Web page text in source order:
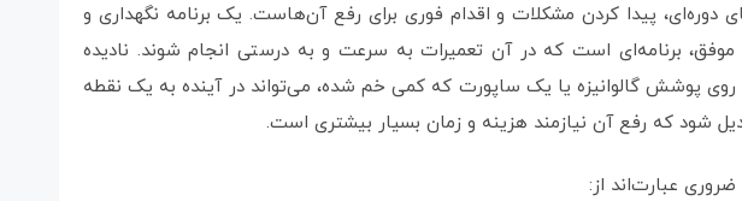
دوره‌ای، پیدا کردن مشکلات و اقدام فوری برای رفع آن‌هاست. یک برنامه نگهداری و
برنامه‌ای است که در آن تعمیرات به سرعت و به درستی انجام شوند. نادیده
پوشش گالوانیزه یا یک ساپورت که کمی خم شده، می‌تواند در آینده به یک نقطه
شود که رفع آن نیازمند هزینه و زمان بسیار بیشتری است.
ضروری عبارت‌اند از: